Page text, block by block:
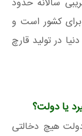
سالانه حدود
برای کشور است و
در تولید قارچ
یا دولت؟
هیچ دخالتی